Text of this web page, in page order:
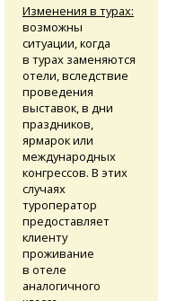
Изменения в турах:
возможны
ситуации, когда
в турах заменяются
отели, вследствие
проведения
выставок, в дни
праздников,
ярмарок или
международных
конгрессов. В этих
случаях
туроператор
предоставляет
клиенту
проживание
в отеле
аналогичного